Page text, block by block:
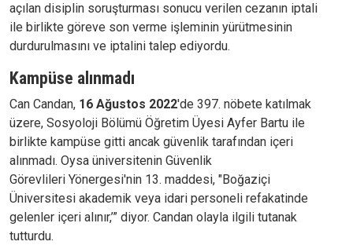
açılan disiplin soruşturması sonucu verilen cezanın iptali
ile birlikte göreve son verme işleminin yürütmesinin
durdurulmasını ve iptalini talep ediyordu.
Kampüse alınmadı
Can Candan, 16 Ağustos 2022'de 397. nöbete katılmak
üzere, Sosyoloji Bölümü Öğretim Üyesi Ayfer Bartu ile
birlikte kampüse gitti ancak güvenlik tarafından içeri
alınmadı. Oysa üniversitenin Güvenlik
Görevlileri Yönergesi'nin 13. maddesi, "Boğaziçi
Üniversitesi akademik veya idari personeli refakatinde
gelenler içeri alınır,’” diyor. Candan olayla ilgili tutanak
tutturdu.